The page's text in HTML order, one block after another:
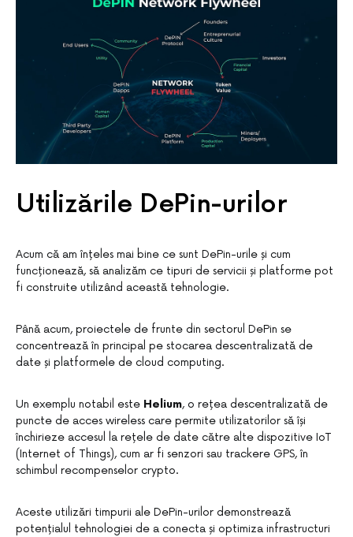
Utilizările DePin-urilor
Acum că am înțeles mai bine ce sunt DePin-urile și cum
funcționează, să analizăm ce tipuri de servicii și platforme pot
fi construite utilizând această tehnologie.
Până acum, proiectele de frunte din sectorul DePin se
concentrează în principal pe stocarea descentralizată de
date și platformele de cloud computing.
Un exemplu notabil este Helium, o rețea descentralizată de
puncte de acces wireless care permite utilizatorilor să își
închirieze accesul la rețele de date către alte dispozitive IoT
(Internet of Things), cum ar fi senzori sau trackere GPS, în
schimbul recompenselor crypto.
Aceste utilizări timpurii ale DePin-urilor demonstrează
potențialul tehnologiei de a conecta și optimiza infrastructuri